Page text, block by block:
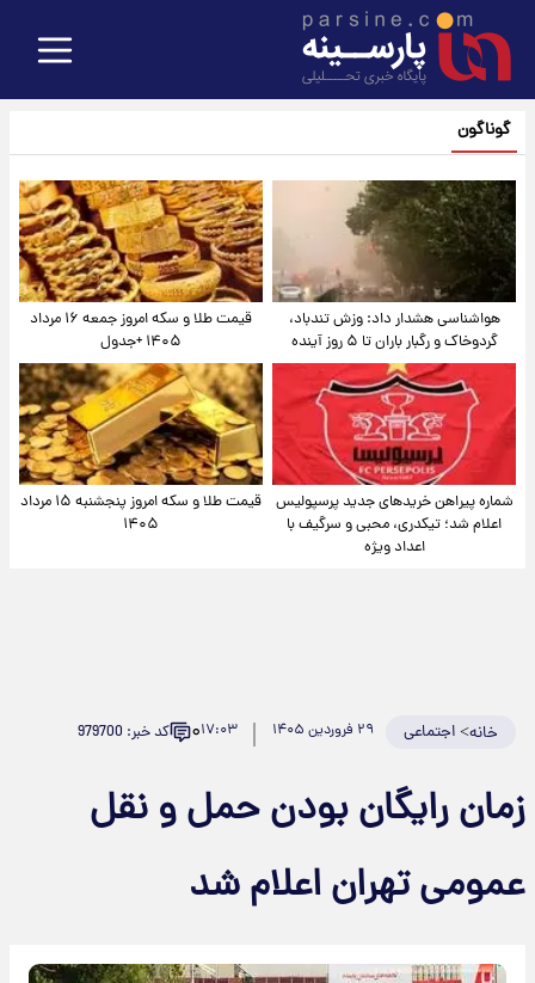
گوناگون
هواشناسی هشدار داد: وزش تندباد،
گردوخاک و رگبار باران تا ۵ روز آینده
قیمت طلا و سکه امروز جمعه ۱۶ مرداد
۱۴۰۵ +جدول
شماره پیراهن خریدهای جدید پرسپولیس
اعلام شد؛ تیکدری، محبی و سرگیف با
اعداد ویژه
قیمت طلا و سکه امروز پنجشنبه ۱۵ مرداد
۱۴۰۵
خانه>اجتماعی ۲۹ فروردین ۱۴۰۵ ۱۷:۰۳۰ کد خبر: 979700
زمان رایگان بودن حمل و نقل
عمومی تهران اعلام شد